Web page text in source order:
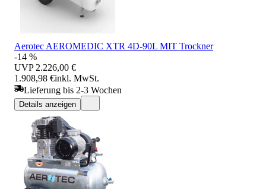
Aerotec AEROMEDIC XTR 4D-90L MIT Trockner
-14 %
UVP 2.226,00 €
1.908,98 €inkl. MwSt.
Lieferung bis 2-3 Wochen
Details anzeigen